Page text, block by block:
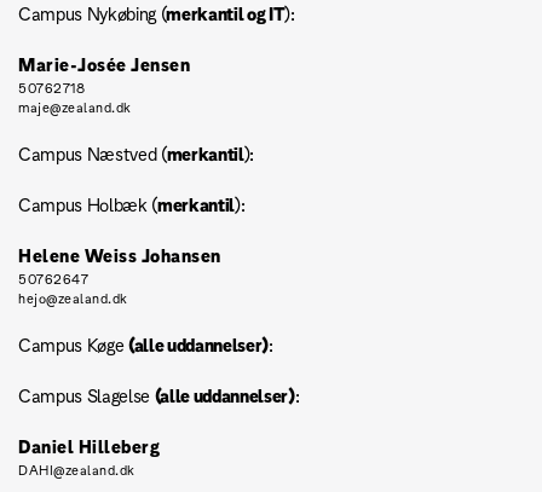
Campus Nykøbing (merkantil og IT):
Marie-Josée Jensen
50762718
maje@zealand.dk
Campus Næstved (merkantil):
Campus Holbæk (merkantil):
Helene Weiss Johansen
50762647
hejo@zealand.dk
Campus Køge(alle uddannelser):
Campus Slagelse (alle uddannelser):
Daniel Hilleberg
DAHI@zealand.dk